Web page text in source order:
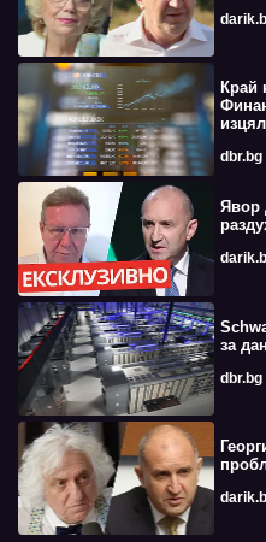
Край
dbr.bg
Явор
за
dbr.bg